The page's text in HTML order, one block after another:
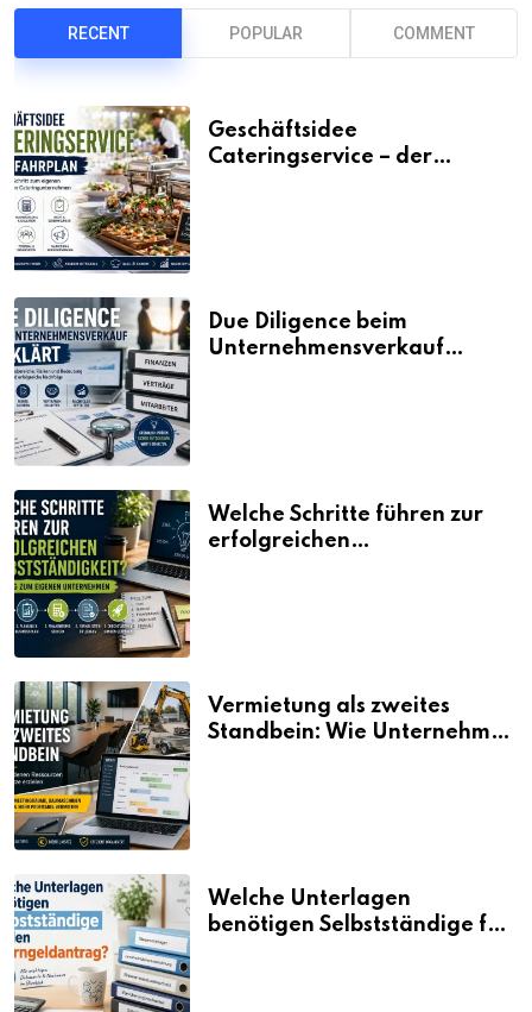
RECENT POPULAR COMMENT
Geschäftsidee
Cateringservice – der
Due Diligence beim
Unternehmensverkauf
Welche Schritte führen zur
erfolgreichen
Vermietung als zweites
Standbein: Wie Unternehmen
Welche Unterlagen
benötigen Selbstständige für